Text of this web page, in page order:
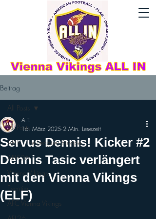
Beitrag
All Posts
AFLE - The League: Europe
AFLE26
Vienna Vikings
Eventim
AFC Vienna Vikings
All Posts
Servus Dennis! Kicker #2
Dennis Tasic verlängert
mit den Vienna Vikings
(ELF)
A.T.
16. März 2025 2 Min. Lesezeit